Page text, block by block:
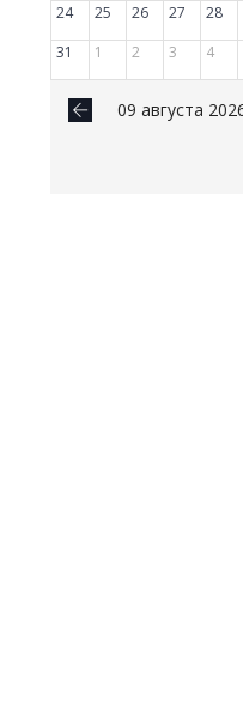
24
25 26 27 28
31
1 2 3 4
09 августа